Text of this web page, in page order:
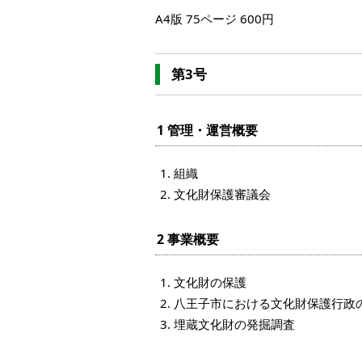
A4版 75ページ 600円
第3号
1 管理・運営概要
組織
文化財保護審議会
2 事業概要
文化財の保護
八王子市における文化財保護行政
埋蔵文化財の発掘調査